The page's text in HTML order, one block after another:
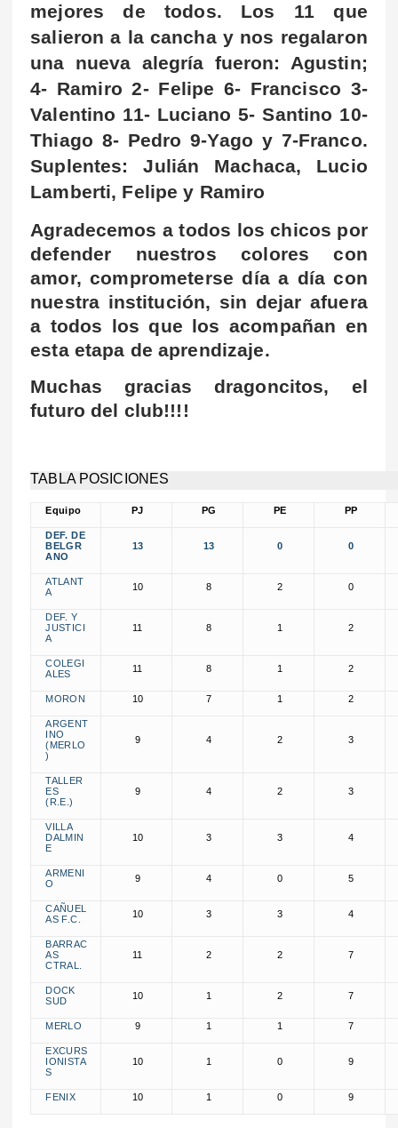
mejores de todos. Los 11 que
salieron a la cancha y nos regalaron
una nueva alegría fueron: Agustin;
4- Ramiro 2- Felipe 6- Francisco 3-
Valentino 11- Luciano 5- Santino 10-
Thiago 8- Pedro 9-Yago y 7-Franco.
Suplentes: Julián Machaca, Lucio
Lamberti, Felipe y Ramiro
Agradecemos a todos los chicos por
defender nuestros colores con
amor, comprometerse día a día con
nuestra institución, sin dejar afuera
a todos los que los acompañan en
esta etapa de aprendizaje.
Muchas gracias dragoncitos, el
futuro del club!!!!
TABLA POSICIONES
Equipo PJ PG PE PP
DEF. DE
BELGR
ANO
13 13 0 0
ATLANT
A
10 8 2 0
DEF. Y
JUSTICI
A
11 8 1 2
COLEGI
ALES
11 8 1 2
MORON 10 7 1 2
ARGENT
INO
(MERLO
)
9 4 2 3
TALLER
ES
(R.E.)
9 4 2 3
VILLA
DALMIN
E
10 3 3 4
ARMENI
O
9 4 0 5
CAÑUEL
AS F.C.
10 3 3 4
BARRAC
AS
CTRAL.
11 2 2 7
DOCK
SUD
10 1 2 7
MERLO 9 1 1 7
EXCURS
IONISTA
S
10 1 0 9
FENIX 10 1 0 9